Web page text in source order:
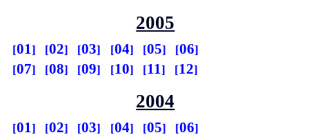
2005
01 02 03 04 05
06
07
08 09 10 11 12
2004
01 02 03 04 05
06